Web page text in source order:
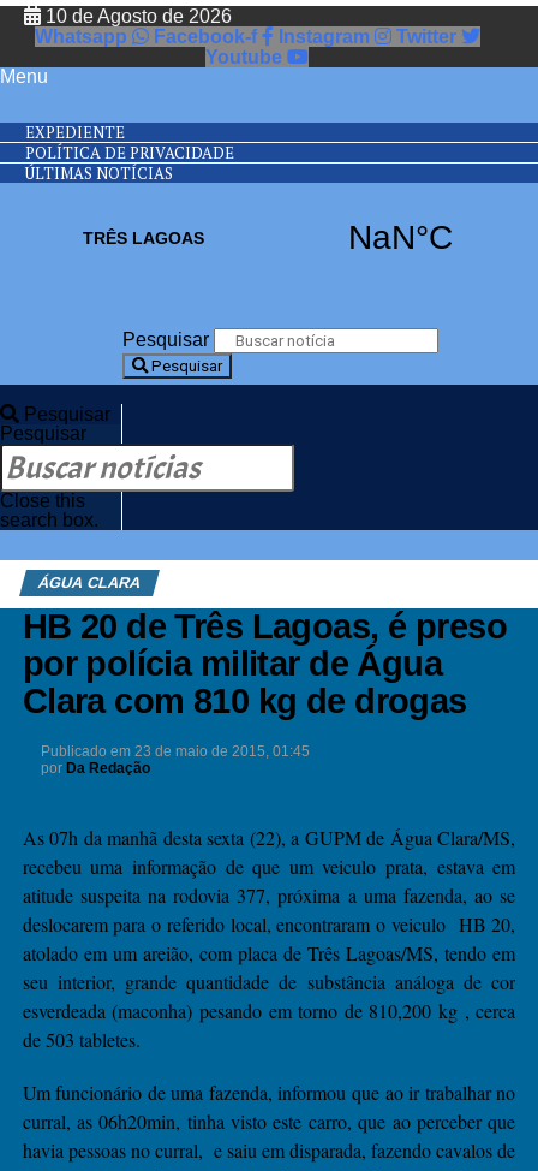
10 de Agosto de 2026
Whatsapp
Facebook-f Instagram
Twitter
Youtube
Menu
EXPEDIENTE
POLÍTICA DE PRIVACIDADE
ÚLTIMAS NOTÍCIAS
Pesquisar
Pesquisar
Pesquisar
Pesquisar
Close this
search box.
ÁGUA CLARA
HB 20 de Três Lagoas, é preso
por polícia militar de Água
Clara com 810 kg de drogas
Publicado em 23 de maio de 2015, 01:45
por Da Redação
As 07h da manhã desta sexta (22), a GUPM de Água Clara/MS,
recebeu uma informação de que um veiculo prata, estava em
atitude suspeita na rodovia 377, próxima a uma fazenda, ao se
deslocarem para o referido local, encontraram o veiculo HB 20,
atolado em um areião, com placa de Três Lagoas/MS, tendo em
seu interior, grande quantidade de substância análoga de cor
esverdeada (maconha) pesando em torno de 810,200 kg , cerca
de 503 tabletes.
Um funcionário de uma fazenda, informou que ao ir trabalhar no
curral, as 06h20min, tinha visto este carro, que ao perceber que
havia pessoas no curral, e saiu em disparada, fazendo cavalos de